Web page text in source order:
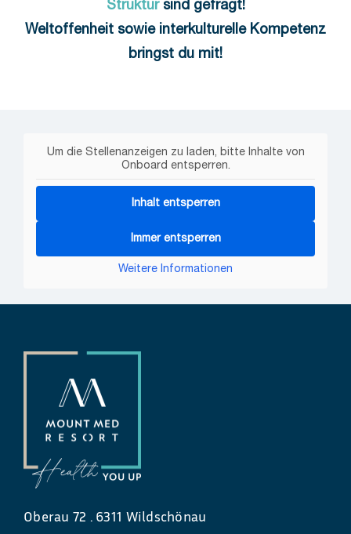
Struktur sind gefragt!
Weltoffenheit sowie interkulturelle Kompetenz
bringst du mit!
Um die Stellenanzeigen zu laden, bitte Inhalte von
Onboard entsperren.
Inhalt entsperren
Immer entsperren
Weitere Informationen
Oberau 72 . 6311 Wildschönau